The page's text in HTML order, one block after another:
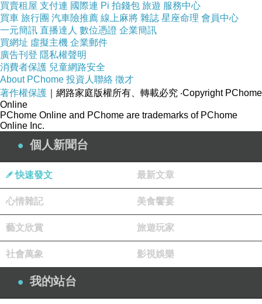
這會產生一個新的循環：平台獎勵某些語氣，人類創作者
模仿它，AI 再學習和複製這些語氣，然後更多人使用 AI
生成類似內容，令平台上相似的語氣密度更高。最後，人
被「平台演算法 × AI 生成工具 × 創作者競爭」共同塑造。
語氣由此變成一條生產線。
不同平台有不同語氣模板。Instagram 偏好視覺情緒、生
活感與短句包裝，caption 往往要精簡、帶情緒、可被即時
感受。YouTube 更重視標題、縮圖、開場與觀看留存，所
「結果震驚我」、「不要再犯這個錯」。小紅書則大量依
賴「避坑」、「懶人包」、「收藏」、「新手必看」、
上經常被壓縮成消費決策工具。TikTok 或短影音平台則更
這些語氣本身不一定低質，問題是當一種平台語氣取得過
高獎勵，它就會逐步排擠其他表達方式。緩慢的思考會被
買賣租屋 支付連 國際連 Pi 拍錢包 旅遊 服務中心
買車 旅行團 汽車險推薦 線上麻將 雜誌 星座命理 會員中心
一元簡訊 直播達人 數位憑證 企業簡訊
買網址 虛擬主機 企業郵件
廣告刊登 隱私權聲明
消費者保護 兒童網路安全
About PChome 投資人聯絡 徵才
著作權保護 ｜網路家庭版權所有、轉載必究 ‧Copyright PChome
Online
PChome Online and PChome are trademarks of PChome
Online Inc.
個人新聞台
快速發文 最新文章
心情雜記 美食饗宴
藝文欣賞 旅遊玩家
社會萬象 影視娛樂
我的站台